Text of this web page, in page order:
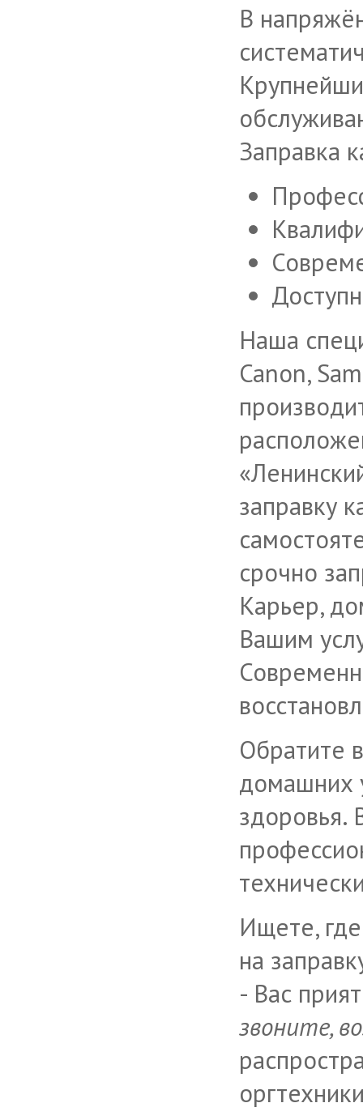
В
Заправка
Наша
Canon,
заправку
срочно
Карьер,
Вашим
Обратите
домашних
здоровья.
Ищете,
на
- Вас
звоните,